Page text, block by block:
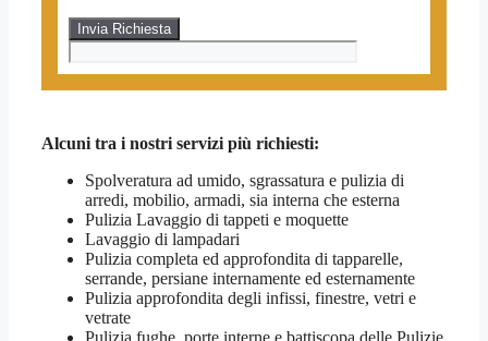
Alcuni tra i nostri servizi più richiesti:
Spolveratura ad umido, sgrassatura e pulizia di
arredi, mobilio, armadi, sia interna che esterna
Pulizia Lavaggio di tappeti e moquette
Lavaggio di lampadari
Pulizia completa ed approfondita di tapparelle,
serrande, persiane internamente ed esternamente
Pulizia approfondita degli infissi, finestre, vetri e
vetrate
Pulizia fughe, porte interne e battiscopa delle Pulizie